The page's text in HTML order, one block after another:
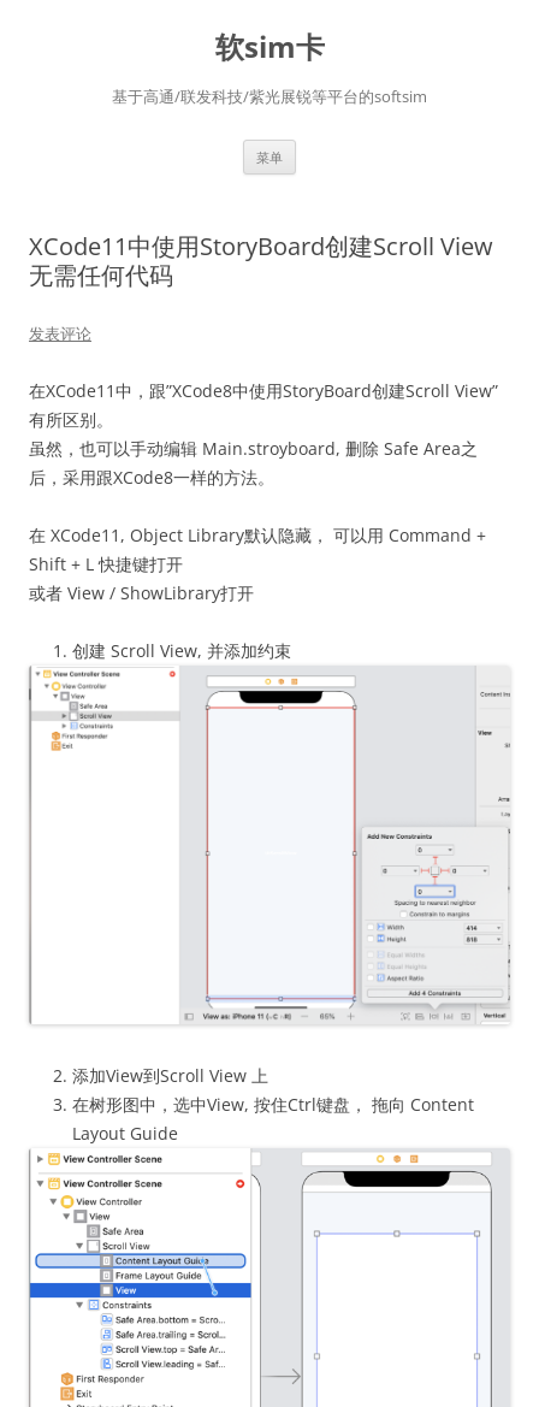
软sim卡
基于高通/联发科技/紫光展锐等平台的softsim
菜单
XCode11中使用StoryBoard创建Scroll View
无需任何代码
发表评论
在XCode11中，跟”XCode8中使用StoryBoard创建Scroll View”
有所区别。
虽然，也可以手动编辑 Main.stroyboard, 删除 Safe Area之
后，采用跟XCode8一样的方法。
在 XCode11, Object Library默认隐藏， 可以用 Command +
Shift + L 快捷键打开
或者 View / ShowLibrary打开
创建 Scroll View, 并添加约束
添加View到Scroll View 上
在树形图中，选中View, 按住Ctrl键盘， 拖向 Content
Layout Guide